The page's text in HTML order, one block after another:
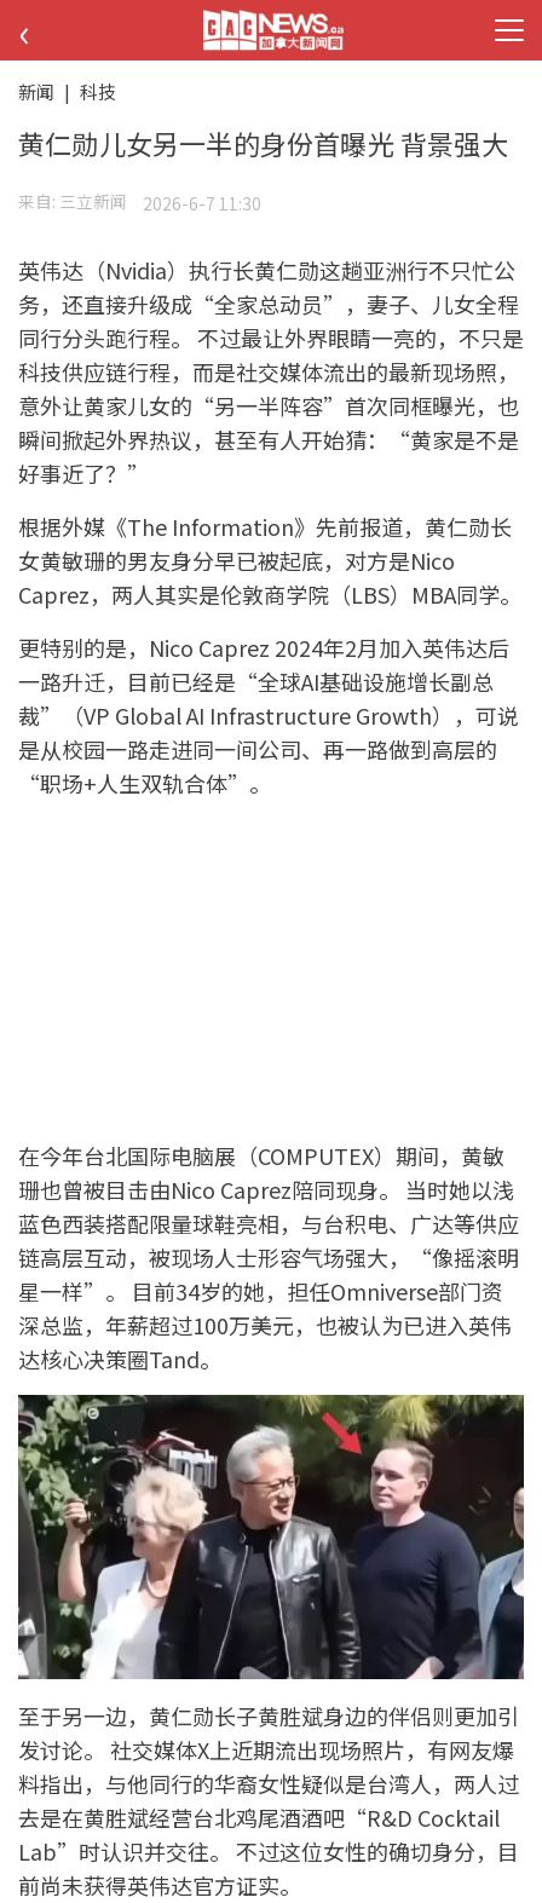
‹
新闻 | 科技
黄仁勋儿女另一半的身份首曝光 背景强大
来自: 三立新闻 2026-6-7 11:30
英伟达（Nvidia）执行长黄仁勋这趟亚洲行不只忙公
务，还直接升级成“全家总动员”，妻子、儿女全程
同行分头跑行程。 不过最让外界眼睛一亮的，不只是
科技供应链行程，而是社交媒体流出的最新现场照，
意外让黄家儿女的“另一半阵容”首次同框曝光，也
瞬间掀起外界热议，甚至有人开始猜：“黄家是不是
好事近了？”
根据外媒《The Information》先前报道，黄仁勋长
女黄敏珊的男友身分早已被起底，对方是Nico
Caprez，两人其实是伦敦商学院（LBS）MBA同学。
更特别的是，Nico Caprez 2024年2月加入英伟达后
一路升迁，目前已经是“全球AI基础设施增长副总
裁”（VP Global AI Infrastructure Growth），可说
是从校园一路走进同一间公司、再一路做到高层的
“职场+人生双轨合体”。
在今年台北国际电脑展（COMPUTEX）期间，黄敏
珊也曾被目击由Nico Caprez陪同现身。 当时她以浅
蓝色西装搭配限量球鞋亮相，与台积电、广达等供应
链高层互动，被现场人士形容气场强大，“像摇滚明
星一样”。 目前34岁的她，担任Omniverse部门资
深总监，年薪超过100万美元，也被认为已进入英伟
达核心决策圈Tand。
至于另一边，黄仁勋长子黄胜斌身边的伴侣则更加引
发讨论。 社交媒体X上近期流出现场照片，有网友爆
料指出，与他同行的华裔女性疑似是台湾人，两人过
去是在黄胜斌经营台北鸡尾酒酒吧“R&D Cocktail
Lab”时认识并交往。 不过这位女性的确切身分，目
前尚未获得英伟达官方证实。